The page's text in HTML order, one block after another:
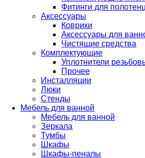
Фитинги для
Аксессуары
Коврики
Аксессуары для
Чистящие средства
Комплектующие
Уплотнители
Прочее
Инсталляции
Люки
Стенды
Мебель для ванной
Мебель для ванной
Зеркала
Тумбы
Шкафы
Шкафы-пеналы